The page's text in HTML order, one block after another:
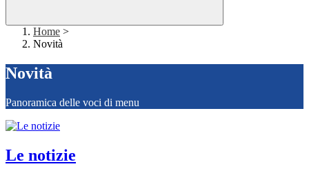
Home >
Novità
Novità
Panoramica delle voci di menu
Le notizie